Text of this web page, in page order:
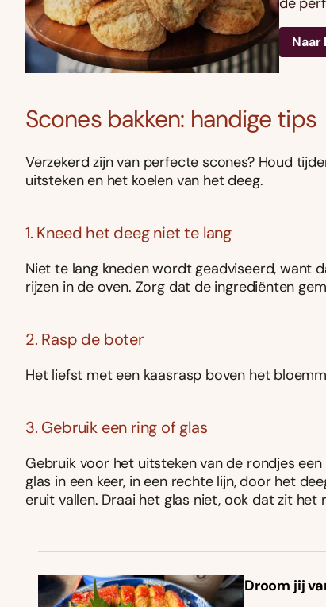
Scones bakken: handige tips
Verzekerd zijn van perfecte scones? Houd
uitsteken en het koelen van het deeg.
1. Kneed het deeg niet te lang
Niet te lang kneden wordt geadviseerd, want
rijzen in de oven. Zorg dat de ingrediënten
2. Rasp de boter
Het liefst met een kaasrasp boven het
3. Gebruik een ring of glas
Gebruik voor het uitsteken van de rondjes
glas in een keer, in een rechte lijn, door het
eruit vallen. Draai het glas niet, ook dat zit het
Droom jij